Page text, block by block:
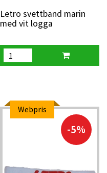
Letro svettband marin
med vit logga
Webpris
-5%